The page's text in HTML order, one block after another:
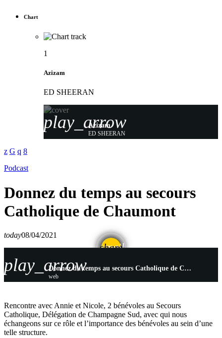
Chart
1
Azizam
ED SHEERAN
play_arrow
Azizam
ED SHEERAN
Podcast
Donnez du temps au secours
Catholique de Chaumont
today08/04/2021
share
email
play_arrow Donnez du temps au secours Catholique de Chaumont
web
Rencontre avec Annie et Nicole, 2 bénévoles au Secours
Catholique, Délégation de Champagne Sud, avec qui nous
échangeons sur ce rôle et l’importance des bénévoles au sein d’une
telle structure.